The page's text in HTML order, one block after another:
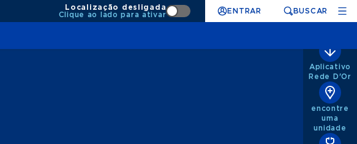
Localização desligada
Clique ao lado para ativar
ENTRAR BUSCAR
Aplicativo
Rede D'Or
encontre
uma
unidade